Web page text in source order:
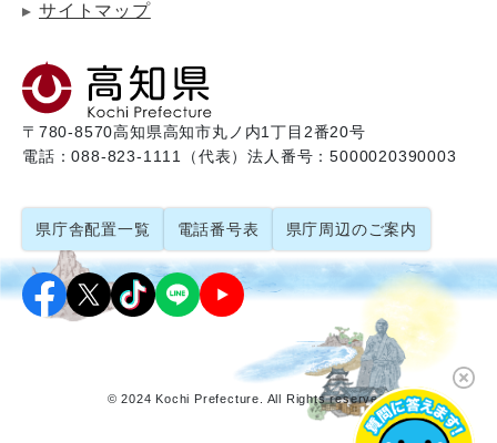
サイトマップ
〒780-8570高知県高知市丸ノ内1丁目2番20号
電話：088-823-1111（代表）法人番号：5000020390003
県庁舎配置一覧 電話番号表 県庁周辺のご案内
© 2024 Kochi Prefecture. All Rights reserved.